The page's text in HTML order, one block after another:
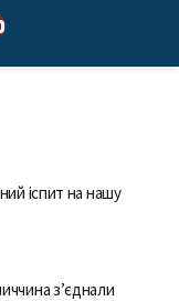
іспит на нашу
з’єднали